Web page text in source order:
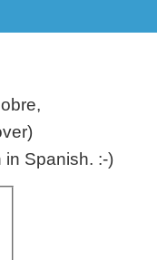
Spanish. :-)